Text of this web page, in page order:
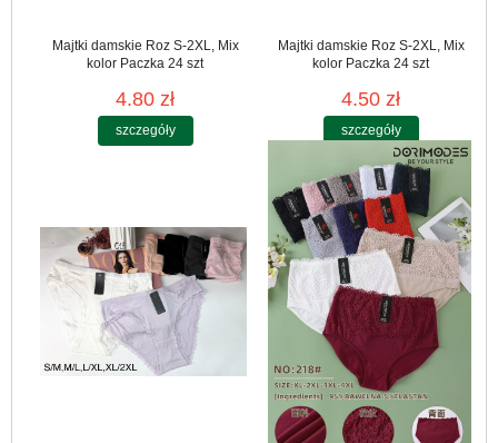
Majtki damskie Roz S-2XL, Mix
kolor Paczka 24 szt
4.80 zł
szczegóły
Majtki damskie Roz S-2XL, Mix
kolor Paczka 24 szt
4.50 zł
szczegóły